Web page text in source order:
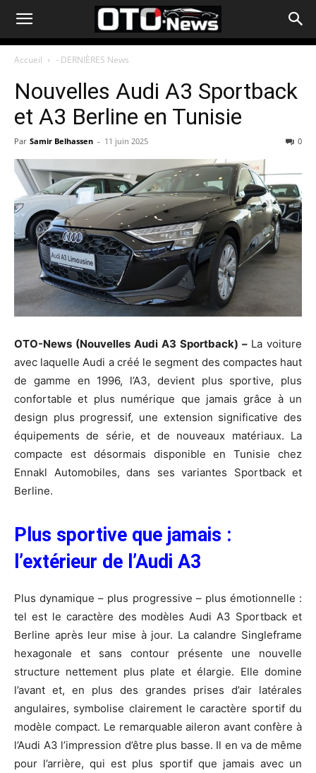
Accueil - DERNIÈRES News
Nouvelles Audi A3 Sportback
et A3 Berline en Tunisie
Par Samir Belhassen - 11 juin 2025 0
OTO-News (Nouvelles Audi A3 Sportback) – La voiture
avec laquelle Audi a créé le segment des compactes haut
de gamme en 1996, l’A3, devient plus sportive, plus
confortable et plus numérique que jamais grâce à un
design plus progressif, une extension significative des
équipements de série, et de nouveaux matériaux. La
compacte est désormais disponible en Tunisie chez
Ennakl Automobiles, dans ses variantes Sportback et
Berline.
Plus sportive que jamais :
l’extérieur de l’Audi A3
Plus dynamique – plus progressive – plus émotionnelle :
tel est le caractère des modèles Audi A3 Sportback et
Berline après leur mise à jour. La calandre Singleframe
hexagonale et sans contour présente une nouvelle
structure nettement plus plate et élargie. Elle domine
l’avant et, en plus des grandes prises d’air latérales
angulaires, symbolise clairement le caractère sportif du
modèle compact. Le remarquable aileron avant confère à
l’Audi A3 l’impression d’être plus basse. Il en va de même
pour l’arrière, qui est plus sportif que jamais avec un